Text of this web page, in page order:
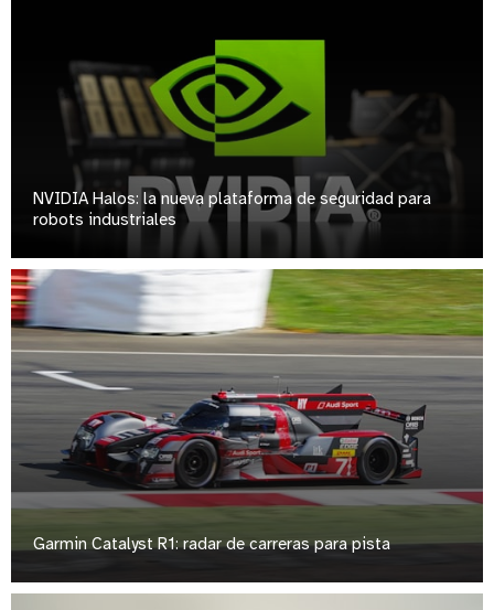
NVIDIA Halos: la nueva plataforma de seguridad para
robots industriales
Garmin Catalyst R1: radar de carreras para pista